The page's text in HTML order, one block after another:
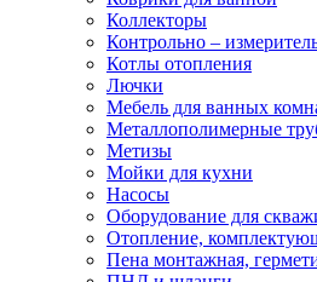
Коллекторы
Контрольно –
Котлы отопления
Лючки
Мебель для ванных
Металлополимерные
Метизы
Мойки для кухни
Насосы
Оборудование для
Отопление,
Пена монтажная,